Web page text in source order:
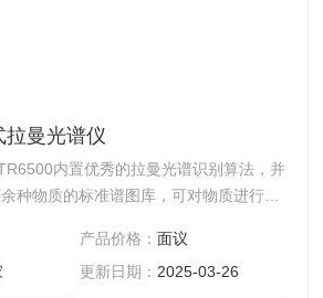
拉曼光谱仪
内置优秀的拉曼光谱识别算法，并
种物质的标准谱图库，可对物质进行无
产品价格： 面议
更新日期： 2025-03-26